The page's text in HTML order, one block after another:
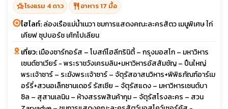
hotel_classโรงแรม 4 ดาว restaurant อาหาร 17 มื้อ
ไฮไลท์:ล่องเรือแม่น้ำเนวา ชมการแสดงคณะละครสัตว เมนูพิเศษ ไก่
เคียฟ ซุปบอร์ช เค้กโปเลียน
เที่ยว:เมืองซาร์กอร์ส – โบสถ์โฮลีทรินิตี้ – กรุงมอสโก – มหาวิหาร
เซนต์ซาเวียร์ - พระราชวังเครมลิน+มหาวิหารอัสสัมชัญ – ปืนใหญ่
พระเจ้าซาร์ – ระฆังพระเจ้าซาร์ – จัตุรัสอาสนวิหาร+พิพิธภัณฑ์อาร์เม
อร์รี่+สวนอเล็กซานเดอร์ รัสเซีย – จัตุรัสแดง – มหาวิหารเซนต์บา
ซิล – สุสานเลนิน – ห้างสรรพสินค้ากุม – จัตุรัสโรงละคร – สวน